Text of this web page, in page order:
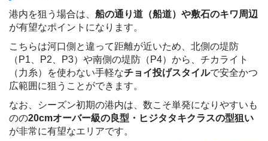
港内を狙う場合は、 船の通り道（船道）や敷石のキワ周辺
が有望なポイントになります。
こちらは河口側と違って距離が近いため、北側の堤防
（P1、P2、P3）や南側の堤防（P4）から、チカライト
（力糸）を使わない手軽なチョイ投げスタイルで安全かつ
広範囲に狙うことができます。
なお、シーズン初期の港内は、数こそ単発になりやすいも
のの20cmオーバー級の良型・ヒジタタキクラスの型狙い
が非常に有望なエリアです。